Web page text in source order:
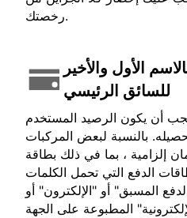
رخصتك.
الأول والأخير
للسائق الرئيسي
أن يكون الرصيد المستخدم
بالنسبة لبعض المركبات
ائتمان إلزامية ، بما في ذلك بطاقة
الدفع التي تحمل الكلمات
المسبق" أو "الإلكترون" أو
المطبوعة على الجهة